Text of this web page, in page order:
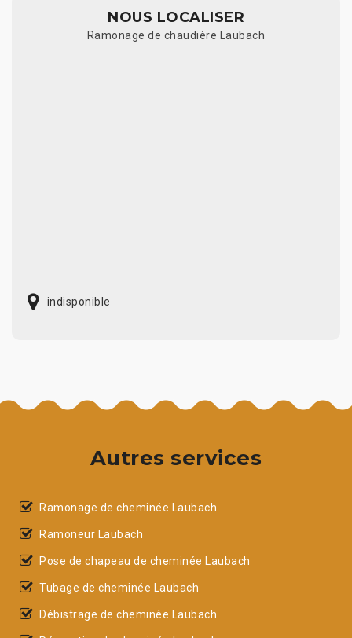
NOUS LOCALISER
Ramonage de chaudière Laubach
indisponible
Autres services
Ramonage de cheminée Laubach
Ramoneur Laubach
Pose de chapeau de cheminée Laubach
Tubage de cheminée Laubach
Débistrage de cheminée Laubach